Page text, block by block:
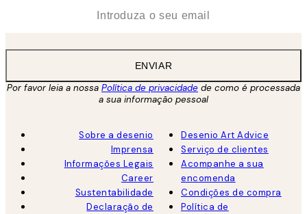
ENVIAR
Por favor leia a nossa Política de privacidade de como é processada
a sua informação pessoal
Sobre a desenio
Imprensa
Informações Legais
Career
Sustentabilidade
Declaração de
Desenio Art Advice
Serviço de clientes
Acompanhe a sua
encomenda
Condições de compra
Política de